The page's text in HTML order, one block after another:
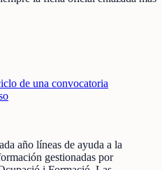
de una convocatoria
año líneas de ayuda a la
gestionadas por